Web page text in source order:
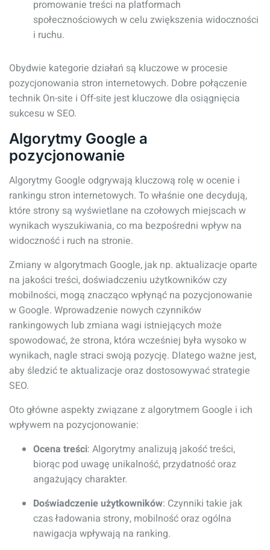
promowanie treści na platformach
społecznościowych w celu zwiększenia widoczności
i ruchu.
Obydwie kategorie działań są kluczowe w procesie
pozycjonowania stron internetowych. Dobre połączenie
technik On-site i Off-site jest kluczowe dla osiągnięcia
sukcesu w SEO.
Algorytmy Google a
pozycjonowanie
Algorytmy Google odgrywają kluczową rolę w ocenie i
rankingu stron internetowych. To właśnie one decydują,
które strony są wyświetlane na czołowych miejscach w
wynikach wyszukiwania, co ma bezpośredni wpływ na
widoczność i ruch na stronie.
Zmiany w algorytmach Google, jak np. aktualizacje oparte
na jakości treści, doświadczeniu użytkowników czy
mobilności, mogą znacząco wpłynąć na pozycjonowanie
w Google. Wprowadzenie nowych czynników
rankingowych lub zmiana wagi istniejących może
spowodować, że strona, która wcześniej była wysoko w
wynikach, nagle straci swoją pozycję. Dlatego ważne jest,
aby śledzić te aktualizacje oraz dostosowywać strategie
SEO.
Oto główne aspekty związane z algorytmem Google i ich
wpływem na pozycjonowanie:
Ocena treści: Algorytmy analizują jakość treści,
biorąc pod uwagę unikalność, przydatność oraz
angażujący charakter.
Doświadczenie użytkowników: Czynniki takie jak
czas ładowania strony, mobilność oraz ogólna
nawigacja wpływają na ranking.